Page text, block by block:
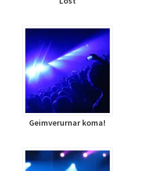
Geimverurnar koma!